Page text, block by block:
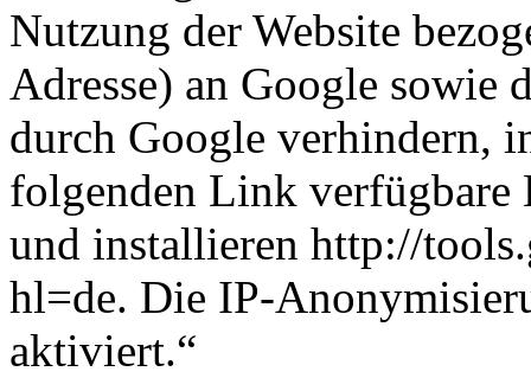
Nutzung der Website
Adresse) an Google sowie
durch Google verhindern,
folgenden Link verfügbare
und installieren http://
hl=de. Die IP-
aktiviert.“